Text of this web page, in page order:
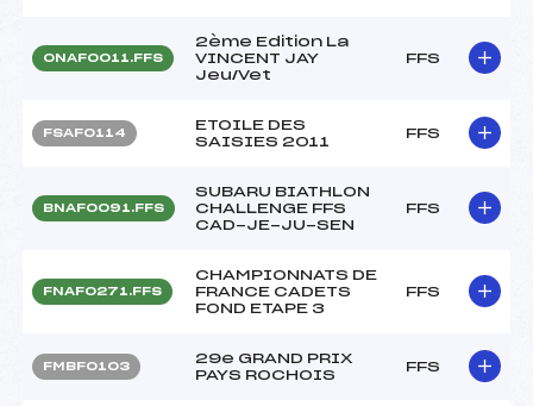
ONAF0011.FFS
2ème Edition La
VINCENT JAY
Jeu/Vet
FFS
FSAF0114
ETOILE DES
SAISIES 2011
FFS
BNAF0091.FFS
SUBARU BIATHLON
CHALLENGE FFS
CAD-JE-JU-SEN
FFS
FNAF0271.FFS
CHAMPIONNATS DE
FRANCE CADETS
FOND ETAPE 3
FFS
FMBF0103
29e GRAND PRIX
PAYS ROCHOIS
FFS